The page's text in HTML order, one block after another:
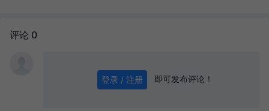
评论 0
登录 / 注册 即可发布评论！